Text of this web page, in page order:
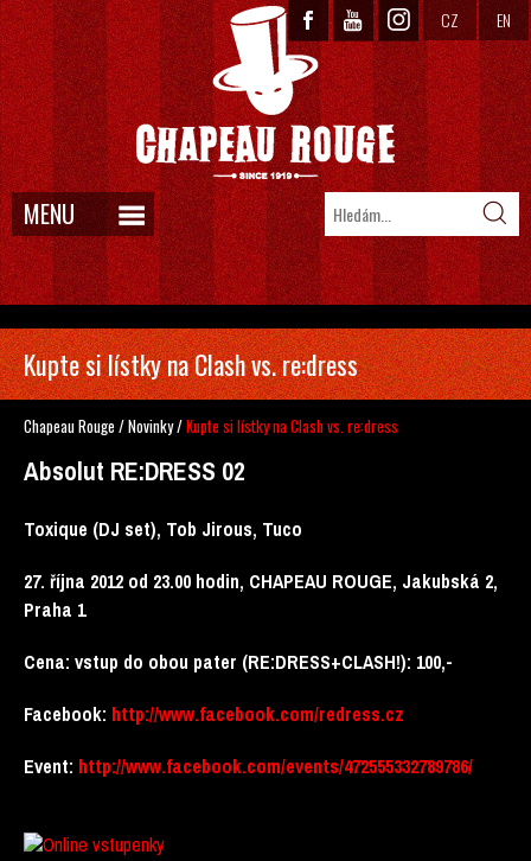
CZ EN
MENU
Kupte si lístky na Clash vs. re:dress
Chapeau Rouge /Novinky/Kupte si lístky na Clash vs. re:dress
Absolut RE:DRESS 02
Toxique (DJ set), Tob Jirous, Tuco
27. října 2012 od 23.00 hodin, CHAPEAU ROUGE, Jakubská 2,
Praha 1
Cena: vstup do obou pater (RE:DRESS+CLASH!): 100,-
Facebook: http://www.facebook.com/redress.cz
Event: http://www.facebook.com/events/472555332789786/